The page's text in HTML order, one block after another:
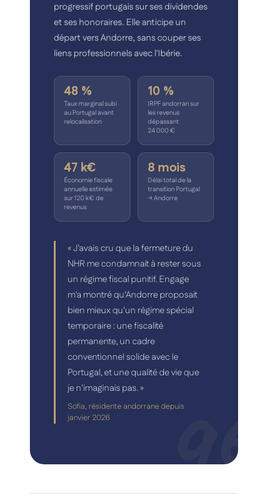
progressif portugais sur ses dividendes
et ses honoraires. Elle anticipe un
départ vers Andorre, sans couper ses
liens professionnels avec l'Ibérie.
48 %
Taux marginal subi
au Portugal avant
relocalisation
10 %
IRPF andorran sur
les revenus
dépassant
24 000 €
47 k€
Économie fiscale
annuelle estimée
sur 120 k€ de
revenus
8 mois
Délai total de la
transition Portugal
→ Andorre
« J'avais cru que la fermeture du
NHR me condamnait à rester sous
un régime fiscal punitif. Engage
m'a montré qu'Andorre proposait
bien mieux qu'un régime spécial
temporaire : une fiscalité
permanente, un cadre
conventionnel solide avec le
Portugal, et une qualité de vie que
je n'imaginais pas. »
Sofia, résidente andorrane depuis
janvier 2026